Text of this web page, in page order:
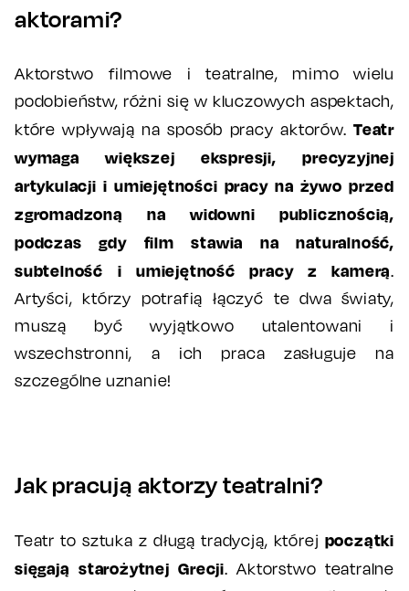
aktorami?
Aktorstwo filmowe i teatralne, mimo wielu
podobieństw, różni się w kluczowych aspektach,
które wpływają na sposób pracy aktorów. Teatr
wymaga większej ekspresji, precyzyjnej
artykulacji i umiejętności pracy na żywo przed
zgromadzoną na widowni publicznością,
podczas gdy film stawia na naturalność,
subtelność i umiejętność pracy z kamerą.
Artyści, którzy potrafią łączyć te dwa światy,
muszą być wyjątkowo utalentowani i
wszechstronni, a ich praca zasługuje na
szczególne uznanie!
Jak pracują aktorzy teatralni?
Teatr to sztuka z długą tradycją, której początki
sięgają starożytnej Grecji. Aktorstwo teatralne